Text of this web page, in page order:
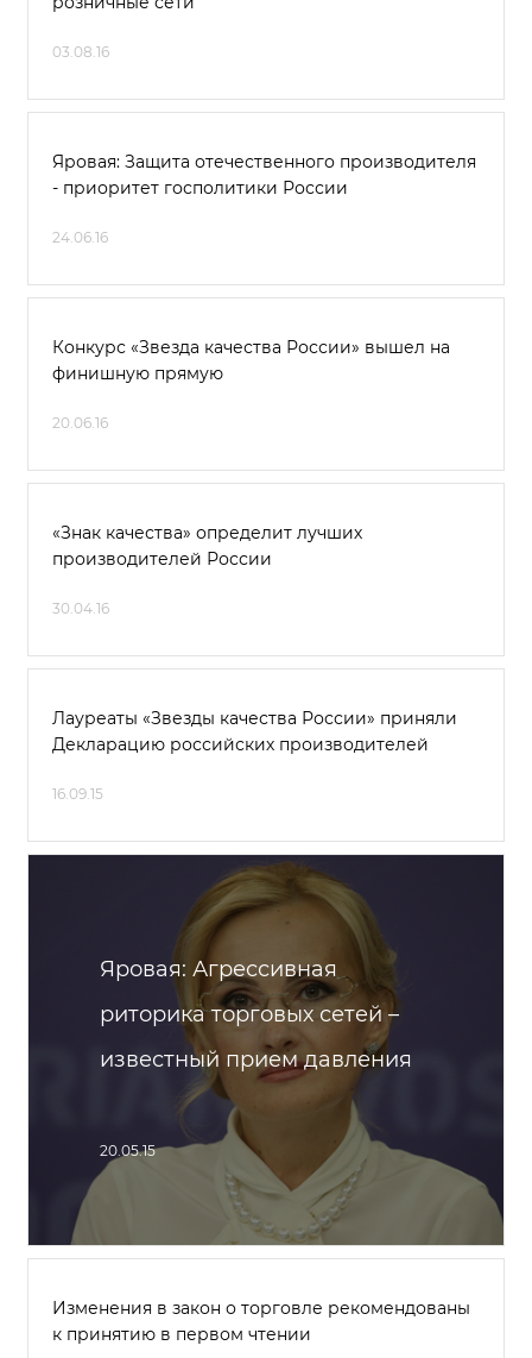
03.08.16
Яровая: Защита отечественного производителя
- приоритет госполитики России
24.06.16
Конкурс «Звезда качества России» вышел на
финишную прямую
20.06.16
«Знак качества» определит лучших
производителей России
30.04.16
Лауреаты «Звезды качества России» приняли
Декларацию российских производителей
16.09.15
Яровая: Агрессивная
риторика торговых сетей –
известный прием давления
20.05.15
Изменения в закон о торговле рекомендованы
к принятию в первом чтении